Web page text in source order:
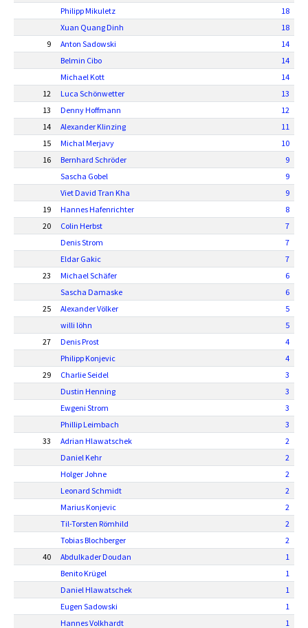
Philipp Mikuletz
18
Xuan Quang Dinh
18
9
Anton Sadowski
14
Belmin Cibo
14
Michael Kott
14
12
Luca Schönwetter
13
13
Denny Hoffmann
12
14
Alexander Klinzing
11
15
Michal Merjavy
10
16
Bernhard Schröder
9
Sascha Gobel
9
Viet David Tran Kha
9
19
Hannes Hafenrichter
8
20
Colin Herbst
7
Denis Strom
7
Eldar Gakic
7
23
Michael Schäfer
6
Sascha Damaske
6
25
Alexander Völker
5
willi löhn
5
27
Denis Prost
4
Philipp Konjevic
4
29
Charlie Seidel
3
Dustin Henning
3
Ewgeni Strom
3
Phillip Leimbach
3
33
Adrian Hlawatschek
2
Daniel Kehr
2
Holger Johne
2
Leonard Schmidt
2
Marius Konjevic
2
Til-Torsten Römhild
2
Tobias Blochberger
2
40
Abdulkader Doudan
1
Benito Krügel
1
Daniel Hlawatschek
1
Eugen Sadowski
1
Hannes Volkhardt
1